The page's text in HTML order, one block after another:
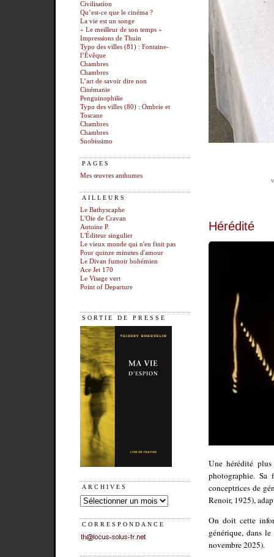
Civilisation
Qu’est-ce que le cinéma ?
La vie est un songe
« Le meilleur de son temps »
Impressions de Thuin
Typo des villes (81) : Fontaine-
l’Évêque
Chambres
Chambres
L’art de savoir dire non
Cinémanie
Penguinophilie
Typo des villes (80) : Ombrie et
Toscane
Chambres
Chambres
Snobissimo
PAGES
Mes œuvres anthumes
AILLEURS
Le Bathyscaphe
L'Oie de Cravan
Antoine P.
L'Éditeur singulier
Le vieux monde qui n'en finit pas
Pour quinze minutes d'amour
Le Divan fumoir bohémien
Ace Jet 170
Le Visage vert
Point of Departure
SORTIE DE PRESSE
ARCHIVES
CORRESPONDANCE
Hérédité
Une hérédité
photographie.
conceptrices de
Renoir, 1925),
On doit cette
générique, dans
novembre 2025).